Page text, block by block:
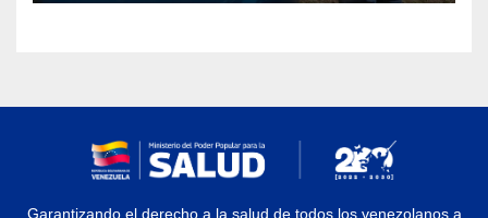
Garantizando el derecho a la salud de todos los venezolanos a